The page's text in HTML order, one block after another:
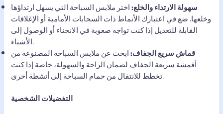
سهولة الارتداء والخلع:اختر ملابس السباحة التي يسهل ارتداؤها
وخلعها. ضع في اعتبارك الأنماط ذات السحابات الأمامية أو الإغلاقات
القابلة للتعديل إذا كنت تواجه صعوبة في الانحناء أو الوصول إلى
الأشياء.
قماش سريع الجفاف:ابحث عن ملابس السباحة المصنوعة من
أقمشة سريعة الجفاف لضمان الراحة والسهولة، خاصة إذا كنت
تخطط للانتقال من حمام السباحة إلى أنشطة أخرى.
التفضيلات الشخصية